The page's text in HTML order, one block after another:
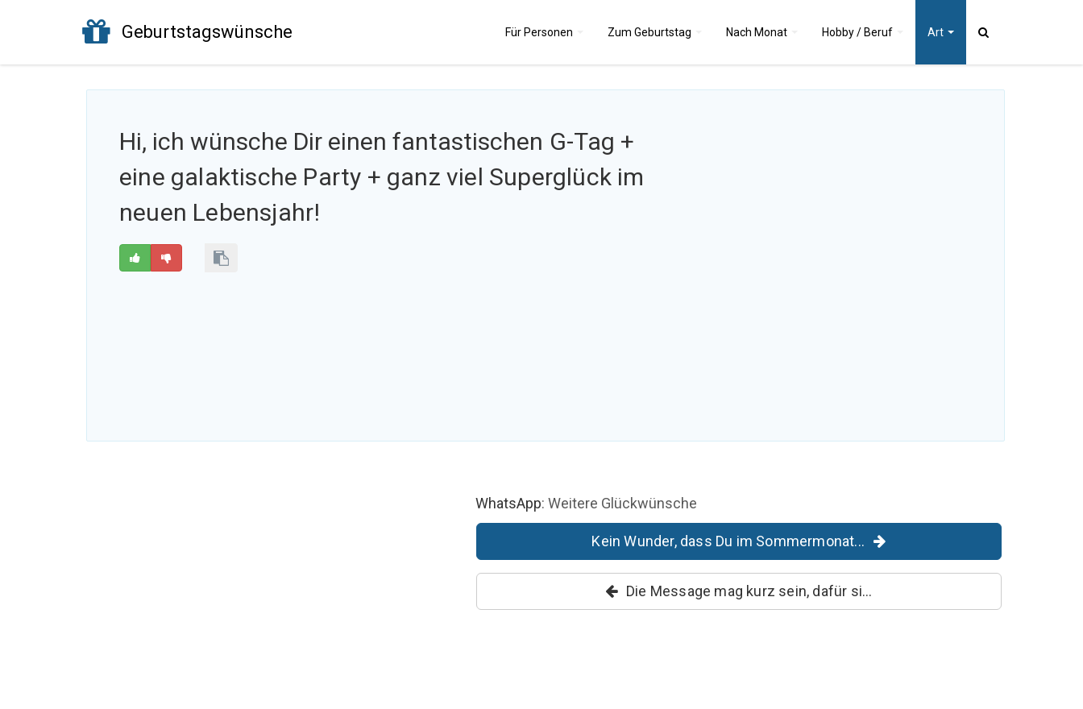
Geburtstagswünsche Für Personen Zum Geburtstag Nach Monat Hobby / Beruf Art
Hi, ich wünsche Dir einen fantastischen G-Tag +
eine galaktische Party + ganz viel Superglück im
neuen Lebensjahr!
WhatsApp: Weitere Glückwünsche
Kein Wunder, dass Du im Sommermonat...
Die Message mag kurz sein, dafür si...